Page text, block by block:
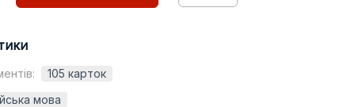
105 карток
мова